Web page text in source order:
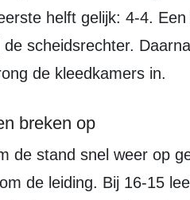
helft gelijk: 4-4.
scheidsrechter.
de kleedkamers in.
breken op
de leiding. Bij 16-15